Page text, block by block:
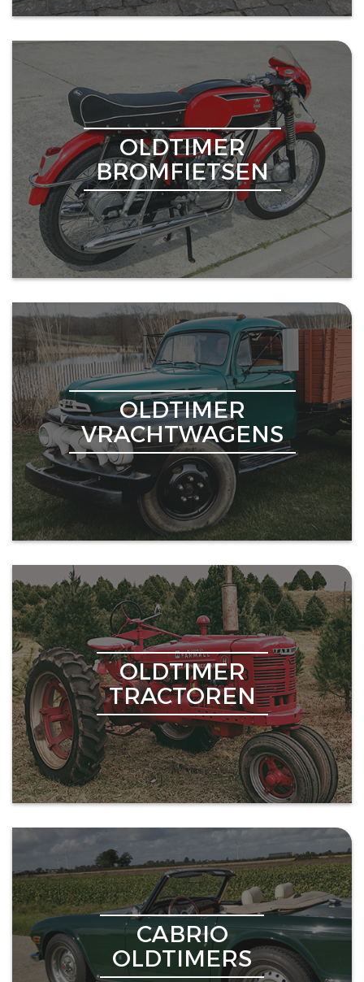
OLDTIMER
BROMFIETSEN
OLDTIMER
VRACHTWAGENS
OLDTIMER
TRACTOREN
CABRIO
OLDTIMERS